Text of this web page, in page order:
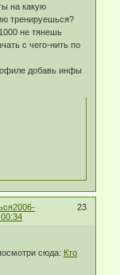
на какую
тренируешься?
не тянешь
с чего-нить по
добавь инфы
23
2006-
сюда: Кто